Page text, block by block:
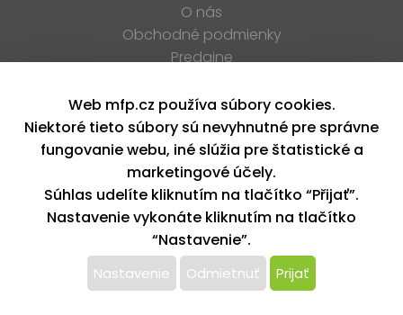
O nás
Obchodné podmienky
Predajne
K stiahnutiu
Blog
Kontakt
Kariéra
XML feed
Copyright © 2026, MFP paper s. r. o. | Všetky práva vyhradené
design by MFP
Tento web používa k poskytovaniu služieb,
Web mfp.cz používa súbory cookies.
Niektoré tieto súbory sú nevyhnutné pre správne
fungovanie webu, iné slúžia pre štatistické a
marketingové účely.
Súhlas udelíte kliknutím na tlačítko “Přijať”.
Nastavenie vykonáte kliknutím na tlačítko
“Nastavenie”.
Nastavenie Odmietnuť Prijať